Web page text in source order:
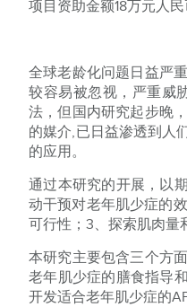
项目资助金额18万元人民
全球老龄化问题日益严
较容易被忽视，严重威
法，但国内研究起步晚
的媒介,已日益渗透到人
的应用。
通过本研究的开展，以
动干预对老年肌少症的
可行性；3、探索肌肉量
本研究主要包含三个方
老年肌少症的膳食指导
开发适合老年肌少症的